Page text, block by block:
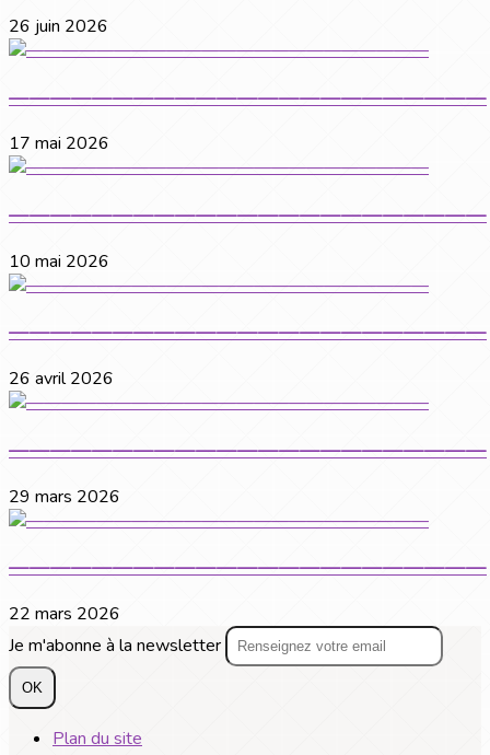
26 juin 2026
———————————————————————
17 mai 2026
———————————————————————
10 mai 2026
———————————————————————
26 avril 2026
———————————————————————
29 mars 2026
———————————————————————
22 mars 2026
Je m'abonne à la newsletter
OK
Plan du site